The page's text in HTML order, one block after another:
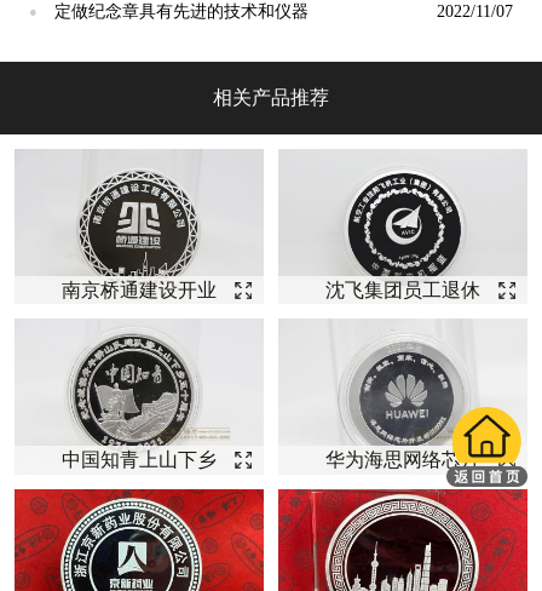
● 定做纪念章具有先进的技术和仪器 2022/11/07
相关产品推荐
南京桥通建设开业
庆典纪念【银币定
制】
沈飞集团员工退休
纪念【银币定制】
中国知青上山下乡
五十周年纪念银币
【上山下
华为海思网络芯片
开发纪念【银币定
制】